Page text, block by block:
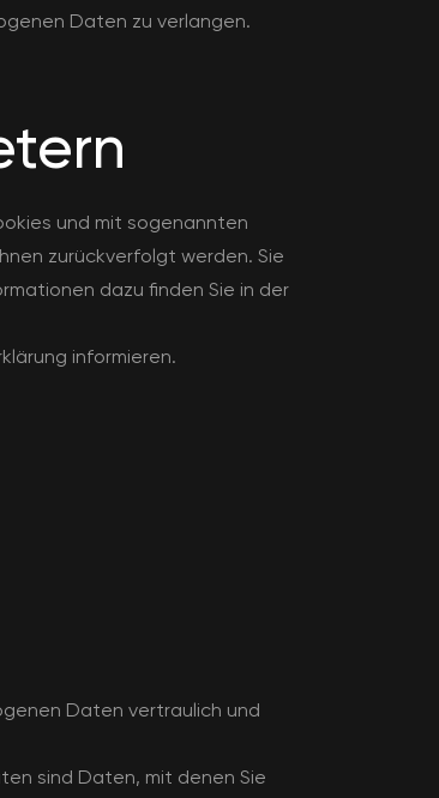
Daten zu verlangen.
und mit sogenannten
zurückverfolgt werden. Sie
dazu finden Sie in der
informieren.
Daten vertraulich und
sind Daten, mit denen Sie